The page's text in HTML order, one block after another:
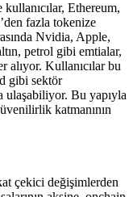
Ethereum,
fazla tokenize
Nvidia, Apple,
petrol gibi emtialar,
Kullanıcılar bu
gibi sektör
ulaşabiliyor. Bu yapıyla
katmanının
çekici değişimlerden